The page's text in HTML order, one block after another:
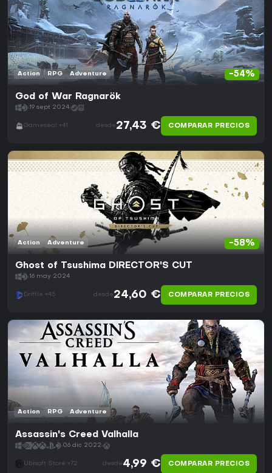
-54%
Action RPG Adventure
God of War Ragnarök
19 sept 2024
Gameseal +41 desde 27,43 € COMPARAR PRECIOS
-58%
Action Adventure
Ghost of Tsushima DIRECTOR'S CUT
16 may 2024
Driffle +45 desde 24,60 € COMPARAR PRECIOS
Action RPG Adventure
Assassin's Creed Valhalla
06 dic 2022
Ubisoft Store +72 desde 4,99 € COMPARAR PRECIOS